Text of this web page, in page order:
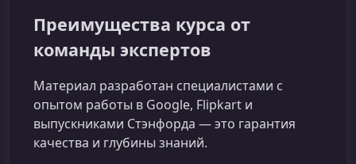
Преимущества курса от
команды экспертов
Материал разработан специалистами с
опытом работы в Google, Flipkart и
выпускниками Стэнфорда — это гарантия
качества и глубины знаний.